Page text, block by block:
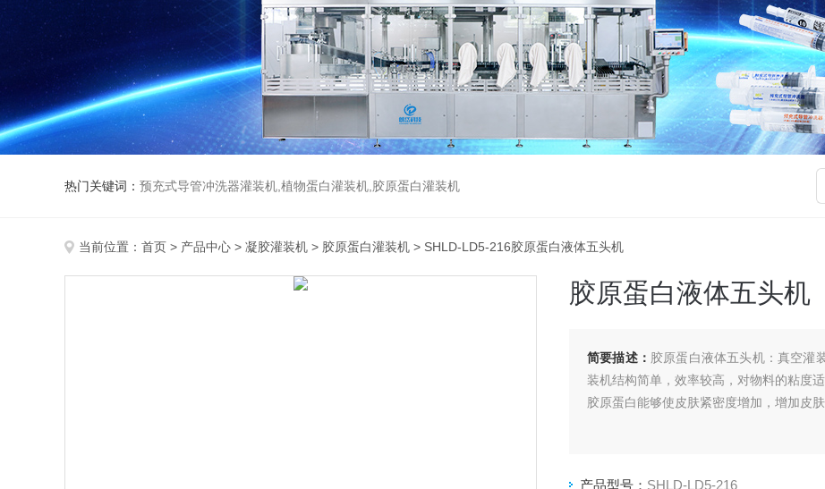
热门关键词： 预充式导管冲洗器灌装机,植物蛋白灌装机,胶原蛋白灌装机
当前位置： 首页 > 产品中心 > 凝胶灌装机 > 胶原蛋白灌装机 > SHLD-LD5-216胶原蛋白液体五头机
胶原蛋白液体五头机
简要描述： 胶原蛋白液体五头机：真空灌
装机结构简单，效率较高，对物料的粘度
胶原蛋白能够使皮肤紧密度增加，增加皮
产品型号： SHLD-LD5-216